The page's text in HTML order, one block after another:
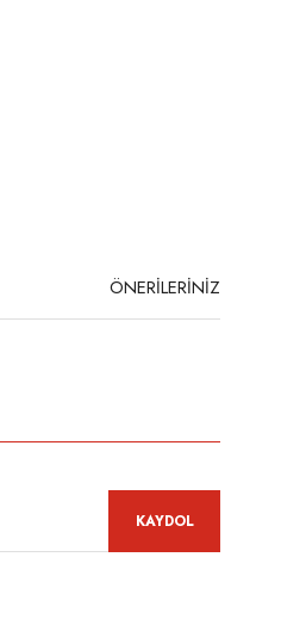
ÖNERİLERİNİZ
KAYDOL